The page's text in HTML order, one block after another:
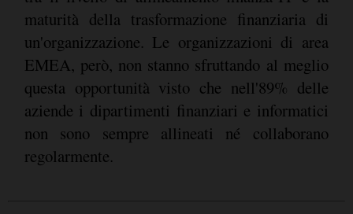
maturità della trasformazione finanziaria di
un'organizzazione. Le organizzazioni di area
EMEA, però, non stanno sfruttando al meglio
questa opportunità visto che nell'89% delle
aziende i dipartimenti finanziari e informatici
non sono sempre allineati né collaborano
regolarmente.